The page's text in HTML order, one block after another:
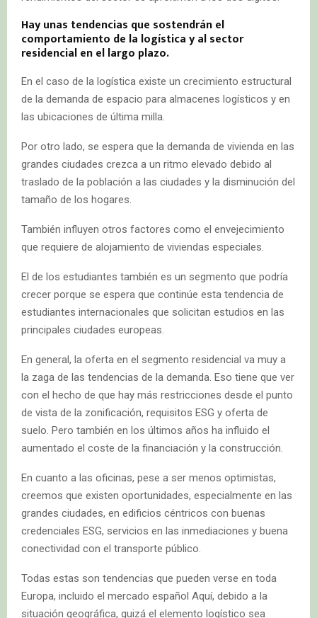
Hay unas tendencias que sostendrán el
comportamiento de la logística y al sector
residencial en el largo plazo.
En el caso de la logística existe un crecimiento estructural
de la demanda de espacio para almacenes logísticos y en
las ubicaciones de última milla.
Por otro lado, se espera que la demanda de vivienda en las
grandes ciudades crezca a un ritmo elevado debido al
traslado de la población a las ciudades y la disminución del
tamaño de los hogares.
También influyen otros factores como el envejecimiento
que requiere de alojamiento de viviendas especiales.
El de los estudiantes también es un segmento que podría
crecer porque se espera que continúe esta tendencia de
estudiantes internacionales que solicitan estudios en las
principales ciudades europeas.
En general, la oferta en el segmento residencial va muy a
la zaga de las tendencias de la demanda. Eso tiene que ver
con el hecho de que hay más restricciones desde el punto
de vista de la zonificación, requisitos ESG y oferta de
suelo. Pero también en los últimos años ha influido el
aumentado el coste de la financiación y la construcción.
En cuanto a las oficinas, pese a ser menos optimistas,
creemos que existen oportunidades, especialmente en las
grandes ciudades, en edificios céntricos con buenas
credenciales ESG, servicios en las inmediaciones y buena
conectividad con el transporte público.
Todas estas son tendencias que pueden verse en toda
Europa, incluido el mercado español Aquí, debido a la
situación geográfica, quizá el elemento logístico sea